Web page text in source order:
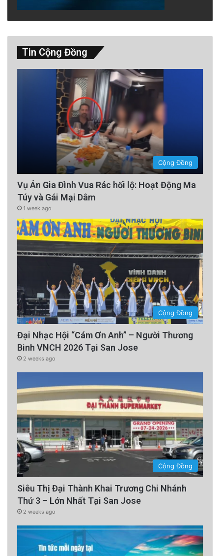
Tin Cộng Đồng
Cộng Đồng
Vụ Án Gia Đình Vua Rác hối lộ: Hoạt Động Ma
Túy và Gái Mại Dâm
1 week ago
Cộng Đồng
Đại Nhạc Hội “Cám Ơn Anh” – Người Thương
Binh VNCH 2026 Tại San Jose
2 weeks ago
Cộng Đồng
Siêu Thị Đại Thành Khai Trương Chi Nhánh
Thứ 3 – Lớn Nhất Tại San Jose
2 weeks ago